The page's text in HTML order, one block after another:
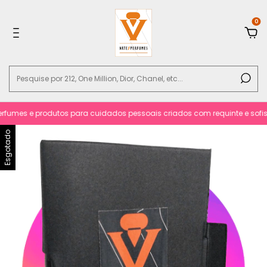
0
e produtos para cuidados pessoais criados com requinte e
Esgotado